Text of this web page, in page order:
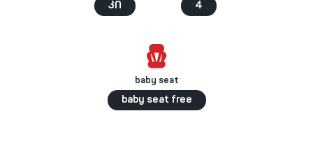
კი 4
baby seat
baby seat free